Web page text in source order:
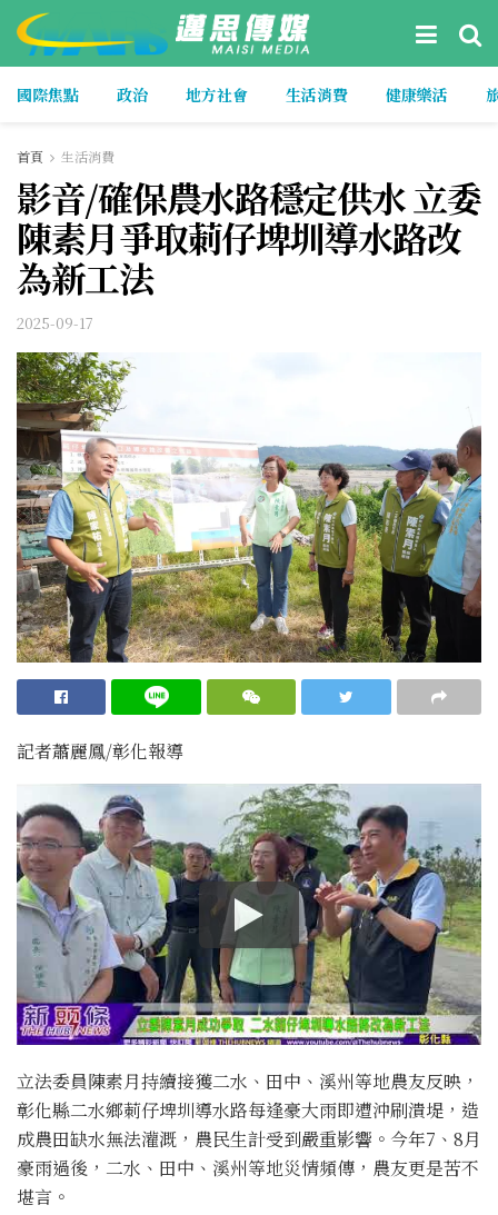
國際焦點 政治 地方社會 生活消費 健康樂活
首頁 生活消費
影音/確保農水路穩定供水 立委
陳素月爭取莿仔埤圳導水路改
為新工法
2025-09-17
記者蕭麗鳳/彰化報導
立法委員陳素月持續接獲二水、田中、溪州等地農友反映，
彰化縣二水鄉莿仔埤圳導水路每逢豪大雨即遭沖刷潰堤，造
成農田缺水無法灌溉，農民生計受到嚴重影響。今年7、8月
豪雨過後，二水、田中、溪州等地災情頻傳，農友更是苦不
堪言。